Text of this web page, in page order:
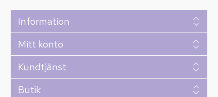
Information
Mitt konto
Kundtjänst
Butik